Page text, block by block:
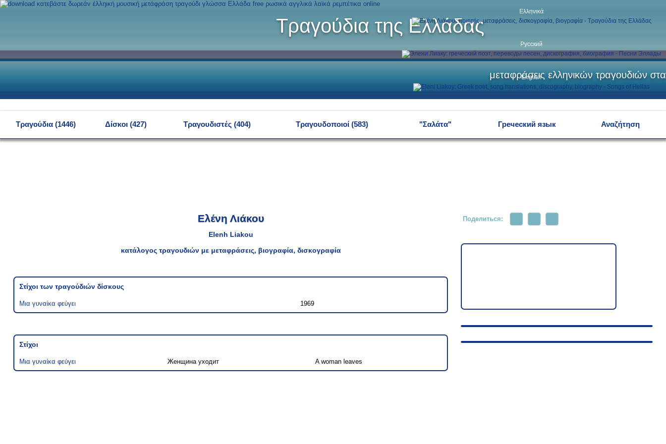
Τραγούδια της Ελλάδας
μεταφράσεις ελληνικών τραγουδιών
Ελληνικά
Русский
English
Τραγούδια (1446) Δίσκοι (427) Τραγουδιστές (404) Τραγουδοποιοί (583) "Σαλάτα" Греческий язык Αναζήτηση
Ελένη Λιάκου
Elenh Liakou
κατάλογος τραγουδιών με μεταφράσεις, βιογραφία, δισκογραφία
Στίχοι των τραγούδιών δίσκους
Μια γυναίκα φεύγει 1969
Στίχοι
Μια γυναίκα φεύγει Женщина уходит A woman leaves
Поделиться: